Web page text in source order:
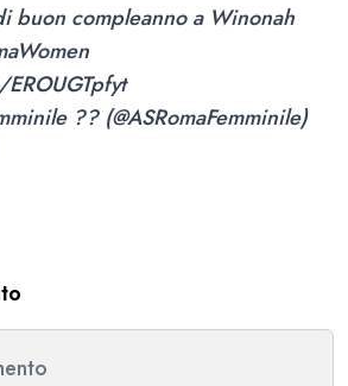
buon compleanno a Winonah
?? (@ASRomaFemminile)